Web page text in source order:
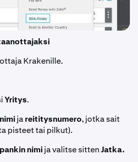
Krakenille.
Yritys.
jareititysnumero, jotka sait
pisteet tai pilkut).
nimija valitse sittenJatka.